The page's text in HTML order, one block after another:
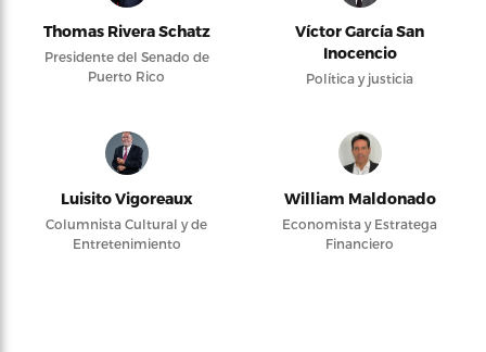
Thomas Rivera Schatz
Presidente del Senado de
Puerto Rico
Víctor García San
Inocencio
Política y justicia
Luisito Vigoreaux
Columnista Cultural y de
Entretenimiento
William Maldonado
Economista y Estratega
Financiero